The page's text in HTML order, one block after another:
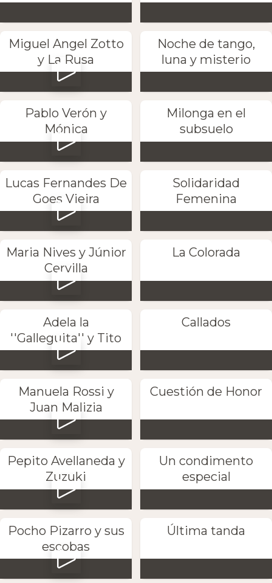
Miguel Angel Zotto
y La Rusa
Noche de tango,
luna y misterio
Pablo Verón y
Mónica
Milonga en el
subsuelo
Lucas Fernandes De
Goes Vieira
Solidaridad
Femenina
Maria Nives y Júnior
Cervilla
La Colorada
Adela la
''Galleguita'' y Tito
Callados
Manuela Rossi y
Juan Malizia
Cuestión de Honor
Pepito Avellaneda y
Zuzuki
Un condimento
especial
Pocho Pizarro y sus
escobas
Última tanda